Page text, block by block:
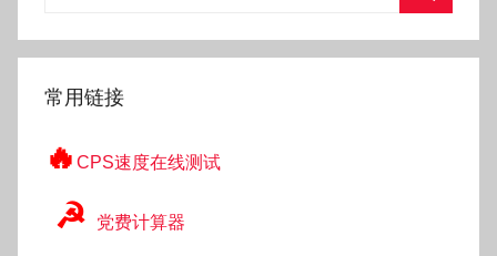
索
常用链接
🔥 CPS速度在线测试
☭ 党费计算器